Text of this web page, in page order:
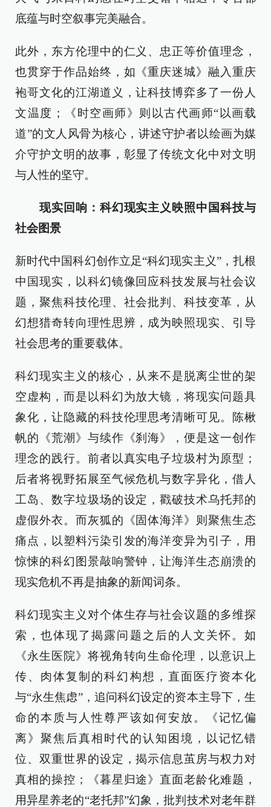
底蕴与时空叙事完美融合。
此外，东方伦理中的仁义、忠正等价值理念，
也贯穿于作品始终，如《重庆迷城》融入重庆
袍哥文化的江湖道义，让科技博弈多了一份人
文温度；《时空画师》则以古代画师“以画载
道”的文人风骨为核心，讲述守护者以绘画为媒
介守护文明的故事，彰显了传统文化中对文明
与人性的坚守。
现实回响：科幻现实主义映照中国科技与
社会图景
新时代中国科幻创作立足“科幻现实主义”，扎根
中国现实，以科幻镜像回应科技发展与社会议
题，聚焦科技伦理、社会批判、科技变革，从
幻想猎奇转向理性思辨，成为映照现实、引导
社会思考的重要载体。
科幻现实主义的核心，从来不是脱离尘世的架
空虚构，而是以科幻为放大镜，将现实问题具
象化，让隐藏的科技伦理思考清晰可见。陈楸
帆的《荒潮》与续作《刹海》，便是这一创作
理念的践行。前者以真实电子垃圾村为原型；
后者将视野拓展至气候危机与数字异化，借人
工岛、数字垃圾场的设定，戳破技术乌托邦的
虚假外衣。而灰狐的《固体海洋》则聚焦生态
痛点，以塑料污染引发的海洋变异为引子，用
惊悚的科幻图景敲响警钟，让海洋生态崩溃的
现实危机不再是抽象的新闻词条。
科幻现实主义对个体生存与社会议题的多维探
索，也体现了揭露问题之后的人文关怀。如
《永生医院》将视角转向生命伦理，以意识上
传、肉体复制的科幻构想，直面医疗资本化
与“永生焦虑”，追问科幻设定的资本主导下，生
命的本质与人性尊严该如何安放。《记忆偏
离》聚焦后真相时代的认知困境，以记忆错
位、双重世界的设定，揭示信息茧房与权力对
真相的操控；《暮星归途》直面老龄化难题，
用异星养老的“老托邦”幻象，批判技术对老年群